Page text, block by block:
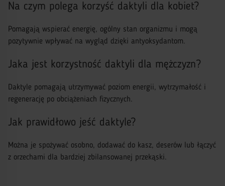
Na czym polega korzyść daktyli dla kobiet?
Pomagają wspierać energię, ogólny stan organizmu i mogą
pozytywnie wpływać na wygląd dzięki antyoksydantom.
Jaka jest korzystność daktyli dla mężczyzn?
Daktyle pomagają utrzymywać poziom energii, wytrzymałość i
regenerację po obciążeniach fizycznych.
Jak prawidłowo jeść daktyle?
Można je spożywać osobno, dodawać do kasz, deserów lub łączyć
z orzechami dla bardziej zbilansowanej przekąski.